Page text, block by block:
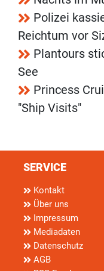
Polizei
Reichtum vor
Plantours
See
Princess
"Ship Visits"
SERVICE
Kontakt
Über uns
Impressum
Mediadaten
Datenschutz
AGB